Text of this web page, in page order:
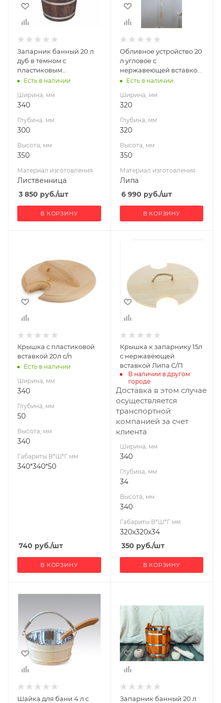
350
Материал
Лиственница
Габариты В*Ш*Г мм
350x340x300
Запарник банный 20 л
дуб в темном с
пластиковым
вкладышем С/П
Есть в наличии
Ширина, мм
340
Глубина, мм
300
Высота, мм
350
Материал изготовления
Лиственница
3 850 руб./шт
В КОРЗИНУ
350
Материал
Липа
Обливное устройство 20
л угловое с
нержавеющей вставкой
(кедр) С/П
Есть в наличии
Ширина, мм
320
Глубина, мм
320
Высота, мм
350
Материал изготовления
Липа
6 990 руб./шт
В КОРЗИНУ
Глубина, мм
50
Высота, мм
340
Габариты В*Ш*Г мм
Крышка с пластиковой
вставкой 20л с/п
Есть в наличии
Ширина, мм
340
Глубина, мм
50
Высота, мм
340
Габариты В*Ш*Г мм
340*340*50
740 руб./шт
В КОРЗИНУ
Глубина, мм
34
Высота, мм
340
Габариты В*Ш*Г мм
Крышка к запарнику 15л
с нержавеющей
вставкой Липа С/П
В наличии в другом
городе
Доставка в этом случае
осуществляется
транспортной
компанией за счет
клиента
Ширина, мм
340
Глубина, мм
34
Высота, мм
340
Габариты В*Ш*Г мм
320x320x34
350 руб./шт
В КОРЗИНУ
Ширина, мм
Глубина, мм
250
Высота, мм
230
Шайка для бани 4 л с
320
Глубина, мм
320
Высота, мм
310
Материал
Лиственница
Запарник банный 20 л